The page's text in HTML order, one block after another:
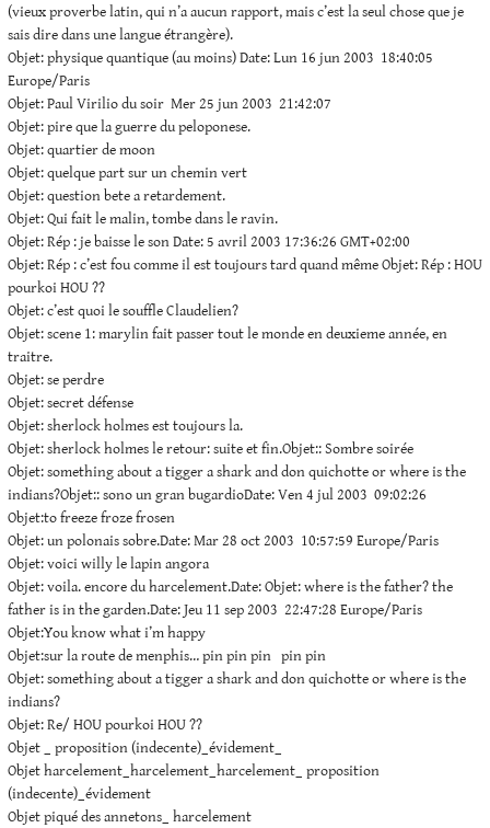
(vieux proverbe latin, qui n’a aucun rapport, mais c’est la seul chose que je
sais dire dans une langue étrangère).
Objet: physique quantique (au moins) Date: Lun 16 jun 2003 18:40:05
Europe/Paris
Objet: Paul Virilio du soir Mer 25 jun 2003 21:42:07
Objet: pire que la guerre du peloponese.
Objet: quartier de moon
Objet: quelque part sur un chemin vert
Objet: question bete a retardement.
Objet: Qui fait le malin, tombe dans le ravin.
Objet: Rép : je baisse le son Date: 5 avril 2003 17:36:26 GMT+02:00
Objet: Rép : c’est fou comme il est toujours tard quand même Objet: Rép : HOU
pourkoi HOU ??
Objet: c’est quoi le souffle Claudelien?
Objet: scene 1: marylin fait passer tout le monde en deuxieme année, en
traitre.
Objet: se perdre
Objet: secret défense
Objet: sherlock holmes est toujours la.
Objet: sherlock holmes le retour: suite et fin.Objet:: Sombre soirée
Objet: something about a tigger a shark and don quichotte or where is the
indians?Objet:: sono un gran bugardioDate: Ven 4 jul 2003 09:02:26
Objet:to freeze froze frosen
Objet: un polonais sobre.Date: Mar 28 oct 2003 10:57:59 Europe/Paris
Objet: voici willy le lapin angora
Objet: voila. encore du harcelement.Date: Objet: where is the father? the
father is in the garden.Date: Jeu 11 sep 2003 22:47:28 Europe/Paris
Objet:You know what i’m happy
Objet:sur la route de menphis… pin pin pin pin pin
Objet: something about a tigger a shark and don quichotte or where is the
indians?
Objet: Re/ HOU pourkoi HOU ??
Objet _ proposition (indecente)_évidement_
Objet harcelement_harcelement_harcelement_ proposition
(indecente)_évidement
Objet piqué des annetons_ harcelement